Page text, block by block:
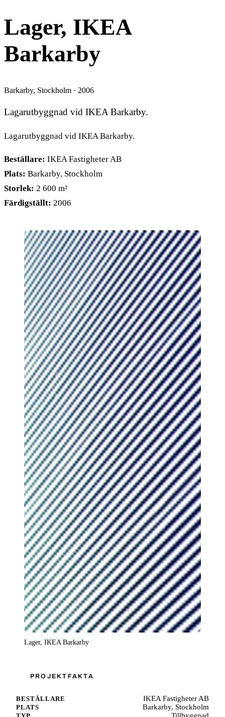
Lager, IKEA
Barkarby
Barkarby, Stockholm · 2006
Lagarutbyggnad vid IKEA Barkarby.
Lagarutbyggnad vid IKEA Barkarby.
Beställare: IKEA Fastigheter AB
Plats: Barkarby, Stockholm
Storlek: 2 600 m²
Färdigställt: 2006
Lager, IKEA Barkarby
PROJEKTFAKTA
BESTÄLLARE IKEA Fastigheter AB
PLATS Barkarby, Stockholm
Tillbyggnad